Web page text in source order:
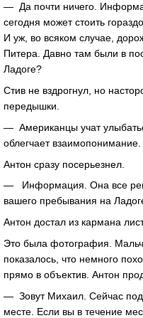
— Да почти ничего.
сегодня может стоить
И уж, во всяком случае,
Питера. Давно там были в
Ладоге?
Стив не вздрогнул, но
передышки.
— Американцы учат
облегчает
Антон сразу посерьезнел.
— Информация. Она все
вашего пребывания на
Антон достал из кармана
Это была фотография.
показалось, что немного
прямо в объектив. Антон
— Зовут Михаил. Сейчас
месте. Если вы в течение